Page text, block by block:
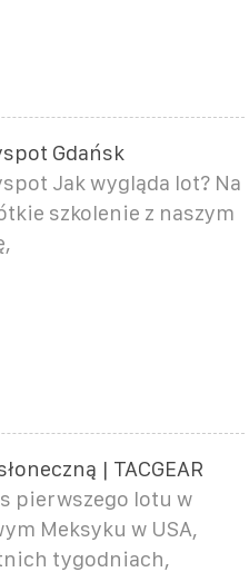
Gdańsk
Jak wygląda lot? Na
szkolenie z naszym
| TACGEAR
pierwszego lotu w
Meksyku w USA,
tygodniach,